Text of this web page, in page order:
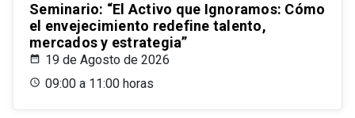
Seminario: “El Activo que Ignoramos: Cómo
el envejecimiento redefine talento,
mercados y estrategia”
19 de Agosto de 2026
09:00 a 11:00 horas